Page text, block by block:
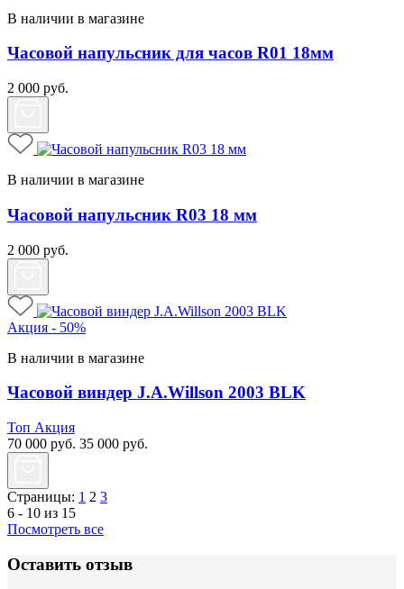
В наличии в магазине
Часовой напульсник для часов R01 18мм
2 000 руб.
В наличии в магазине
Часовой напульсник R03 18 мм
2 000 руб.
Акция - 50%
В наличии в магазине
Часовой виндер J.A.Willson 2003 BLK
Топ Акция
70 000 руб. 35 000 руб.
Страницы: 1 2 3
6 - 10 из 15
Посмотреть все
Оставить отзыв